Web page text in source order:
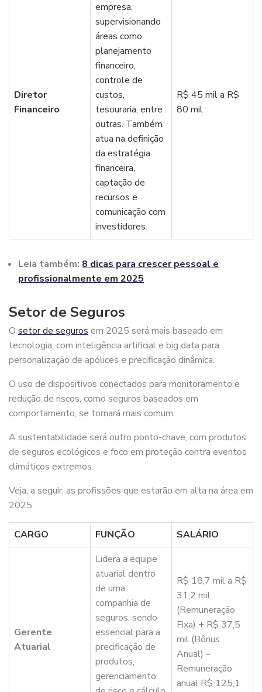
Diretor
Financeiro
empresa,
supervisionando
áreas como
planejamento
financeiro,
controle de
custos,
tesouraria, entre
outras. Também
atua na definição
da estratégia
financeira,
captação de
recursos e
comunicação com
investidores.
R$ 45 mil a R$
80 mil
Leia também: 8 dicas para crescer pessoal e
profissionalmente em 2025
Setor de Seguros
O setor de seguros em 2025 será mais baseado em
tecnologia, com inteligência artificial e big data para
personalização de apólices e precificação dinâmica.
O uso de dispositivos conectados para monitoramento e
redução de riscos, como seguros baseados em
comportamento, se tornará mais comum.
A sustentabilidade será outro ponto-chave, com produtos
de seguros ecológicos e foco em proteção contra eventos
climáticos extremos.
Veja, a seguir, as profissões que estarão em alta na área em
2025.
CARGO FUNÇÃO SALÁRIO
Gerente
Atuarial
Lidera a equipe
atuarial dentro
de uma
companhia de
seguros, sendo
essencial para a
precificação de
produtos,
gerenciamento
R$ 18,7 mil a R$
31,2 mil
(Remuneração
Fixa) + R$ 37,5
mil (Bônus
Anual) –
Remuneração
anual R$ 125,1